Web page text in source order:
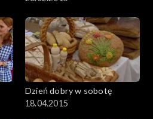
Dzień dobry w sobotę
18.04.2015